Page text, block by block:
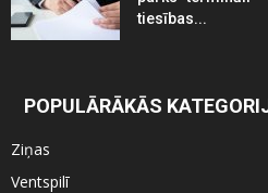
tiesības...
POPULĀRĀKĀS
Ziņas
Ventspilī